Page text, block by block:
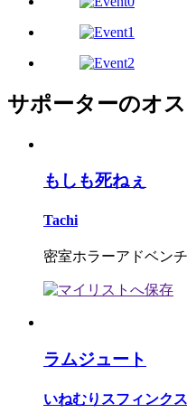
サポーターのオ
もしも死ねぇ
Tachi
密室ホラーアドベン
ラムジュート
いねむりスフィンクス